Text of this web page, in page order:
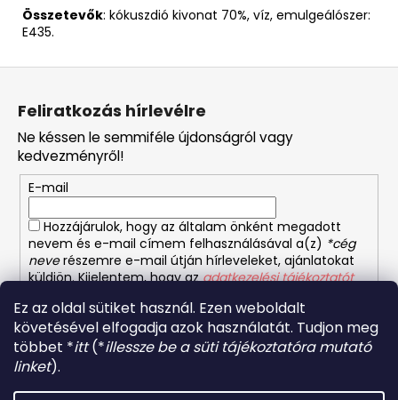
Ez az oldal sütiket használ. Ezen weboldalt
követésével elfogadja azok használatát. Tudjon meg
többet *itt(*illessze be a süti tájékoztatóra mutató
linket).
Összetevők: kókuszdió kivonat 70%, víz, emulgeálószer:
E435.
Feliratkozás hírlevélre
Ne késsen le semmiféle újdonságról vagy
kedvezményről!
E-mail
Hozzájárulok, hogy az általam önként megadott
nevem és e-mail címem felhasználásával a(z) *cég
neverészemre e-mail útján hírleveleket, ajánlatokat
küldjön. Kijelentem, hogy azadatkezelési tájékoztatót
bármikor visszavonhatom.
FELIRATKOZÁS